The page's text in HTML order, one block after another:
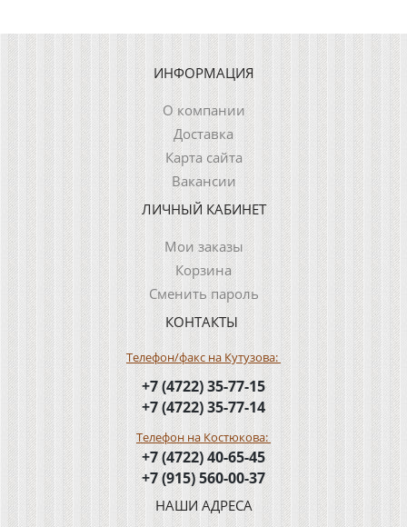
ИНФОРМАЦИЯ
О компании
Доставка
Карта сайта
Вакансии
ЛИЧНЫЙ КАБИНЕТ
Мои заказы
Корзина
Сменить пароль
КОНТАКТЫ
Телефон/факс на Кутузова:
+7 (4722) 35-77-15
+7 (4722) 35-77-14
Телефон на Костюкова:
+7 (4722) 40-65-45
+7 (915) 560-00-37
НАШИ АДРЕСА